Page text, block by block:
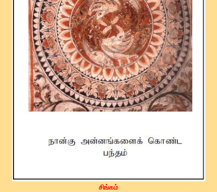
சிங்கம்